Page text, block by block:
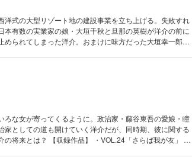
式の大型リゾート地の建設事業を立ち上げる。失敗すれ
有数の実業家の娘・大垣千秋と旦那の英樹が洋介の前に
られてしまった洋介。おまけに味方だった大垣幸一郎も
」 ・VOL.23「華麗なる罠」
な女が寄ってくるように。政治家・藤谷東吾の愛娘・瞳
としての道も開けていく洋介だが、同時期、彼に関する
「さらば我が友」 ・